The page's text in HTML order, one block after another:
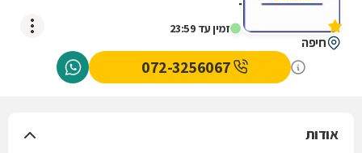
זמין עד 23:59
איגור מוניות TAXI
אין עדיין חוות דעת
חיפה
072-3256067
אודות